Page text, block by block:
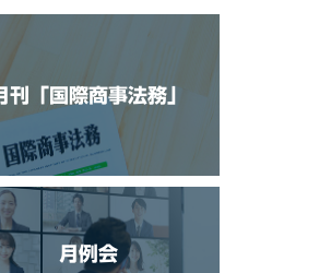
刊「国際商事法務」
月例会